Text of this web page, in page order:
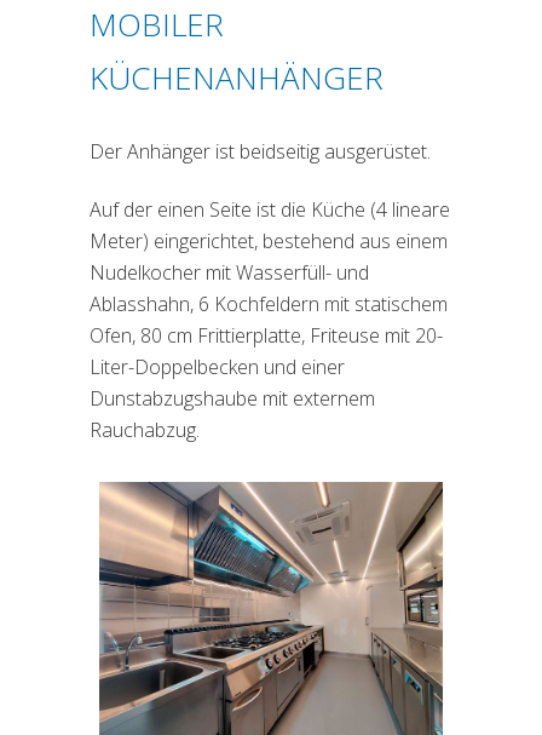
MOBILER
KÜCHENANHÄNGER
Der Anhänger ist beidseitig ausgerüstet.
Auf der einen Seite ist die Küche (4 lineare
Meter) eingerichtet, bestehend aus einem
Nudelkocher mit Wasserfüll- und
Ablasshahn, 6 Kochfeldern mit statischem
Ofen, 80 cm Frittierplatte, Friteuse mit 20-
Liter-Doppelbecken und einer
Dunstabzugshaube mit externem
Rauchabzug.